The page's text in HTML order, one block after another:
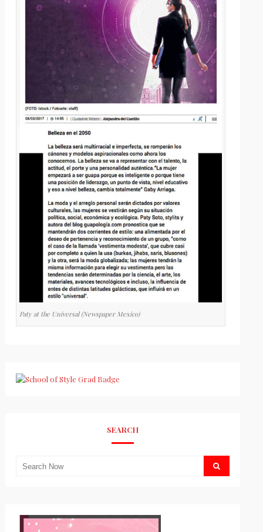
Paty at the Universal (Newspaper Mexico)
SEARCH